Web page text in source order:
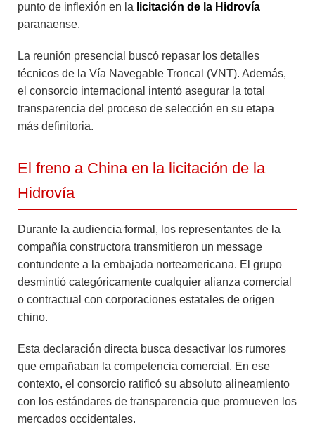
punto de inflexión en la licitación de la Hidrovía
paranaense.
La reunión presencial buscó repasar los detalles
técnicos de la Vía Navegable Troncal (VNT). Además,
el consorcio internacional intentó asegurar la total
transparencia del proceso de selección en su etapa
más definitoria.
El freno a China en la licitación de la
Hidrovía
Durante la audiencia formal, los representantes de la
compañía constructora transmitieron un message
contundente a la embajada norteamericana. El grupo
desmintió categóricamente cualquier alianza comercial
o contractual con corporaciones estatales de origen
chino.
Esta declaración directa busca desactivar los rumores
que empañaban la competencia comercial. En ese
contexto, el consorcio ratificó su absoluto alineamiento
con los estándares de transparencia que promueven los
mercados occidentales.